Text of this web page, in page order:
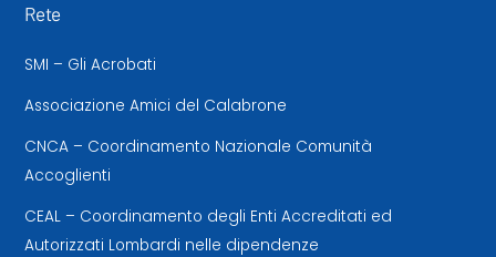
Rete
SMI – Gli Acrobati
Associazione Amici del Calabrone
CNCA – Coordinamento Nazionale Comunità
Accoglienti
CEAL – Coordinamento degli Enti Accreditati ed
Autorizzati Lombardi nelle dipendenze